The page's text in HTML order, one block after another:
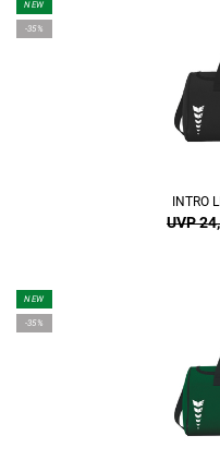
NEW
-35%
INTRO
UVP
NEW
-35%